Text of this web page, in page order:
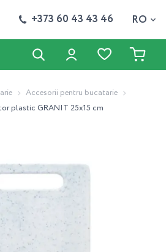
+373 60 43 43 46 RO
Accesorii pentru bucatarie
plastic GRANIT 25x15 cm